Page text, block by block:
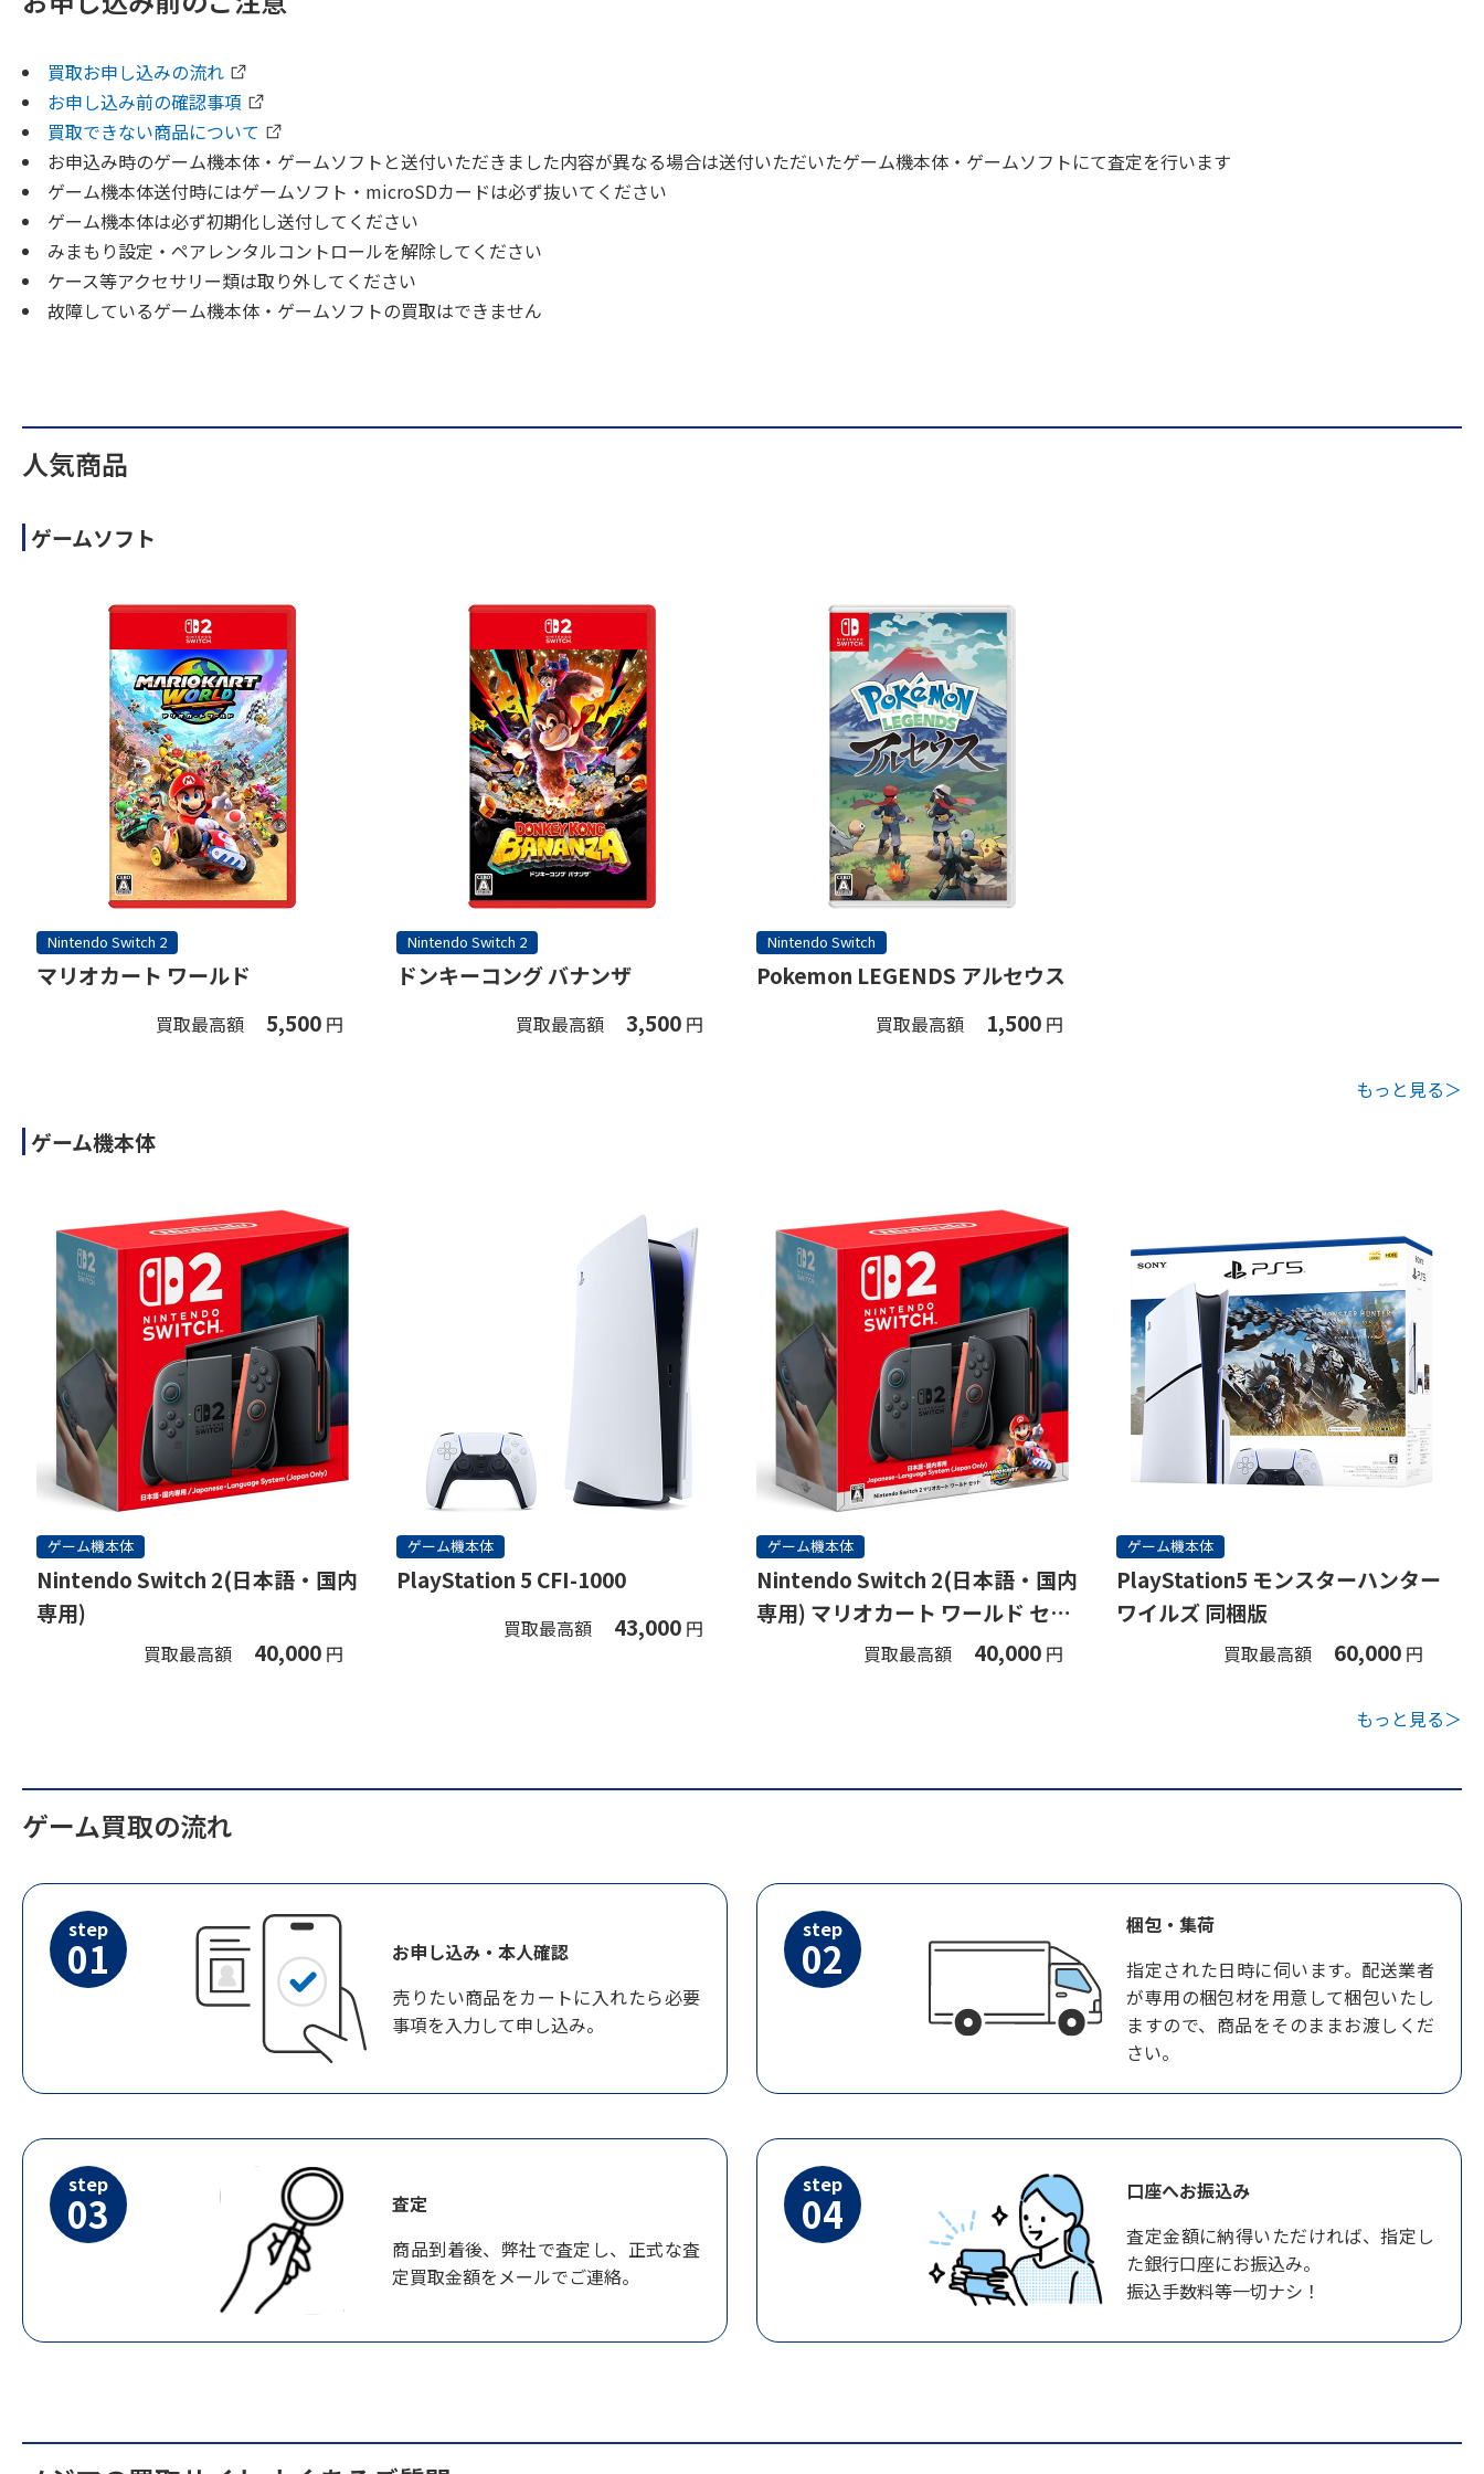
買取お申し込みの流れ
お申し込み前の確認事項
買取できない商品について
お申込み時のゲーム機本体・ゲームソフトと送付いただきました内容が異なる場合は送付いただいたゲーム機本体・ゲームソフトにて査定を行います
ゲーム機本体送付時にはゲームソフト・microSDカードは必ず抜いてください
ゲーム機本体は必ず初期化し送付してください
みまもり設定・ペアレンタルコントロールを解除してください
ケース等アクセサリー類は取り外してください
故障しているゲーム機本体・ゲームソフトの買取はできません
人気商品
ゲームソフト
Nintendo Switch 2
マリオカート ワールド
買取最高額 5,500 円
Nintendo Switch 2
ドンキーコング バナンザ
買取最高額 3,500 円
Nintendo Switch
Pokemon LEGENDS アルセウス
買取最高額 1,500 円
もっと見る＞
ゲーム機本体
ゲーム機本体
Nintendo Switch 2(日本語・国内
専用)
買取最高額 40,000 円
ゲーム機本体
PlayStation 5 CFI-1000
買取最高額 43,000 円
ゲーム機本体
Nintendo Switch 2(日本語・国内
専用) マリオカート ワールド セッ
買取最高額 40,000 円
ゲーム機本体
PlayStation5 モンスターハンター
ワイルズ 同梱版
買取最高額 60,000 円
もっと見る＞
ゲーム買取の流れ
step
01
お申し込み・本人確認
売りたい商品をカートに入れたら必要
事項を入力して申し込み。
step
02
梱包・集荷
指定された日時に伺います。配送業者
が専用の梱包材を用意して梱包いたし
ますので、商品をそのままお渡しくだ
さい。
step
03
査定
商品到着後、弊社で査定し、正式な査
定買取金額をメールでご連絡。
step
04
口座へお振込み
査定金額に納得いただければ、指定し
た銀行口座にお振込み。
振込手数料等一切ナシ！